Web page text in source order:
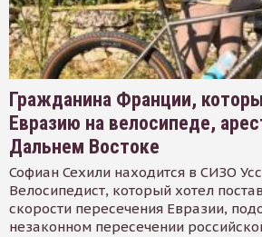
Гражданина Франции,
Евразию на велосипеде,
Дальнем Востоке
Софиан Сехили находится в СИЗО
Велосипедист, который хотел
скорости пересечения Евразии,
незаконном пересечении